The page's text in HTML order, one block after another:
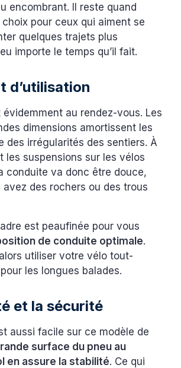
encombrant. Il reste quand
pour ceux qui aiment se
quelques trajets plus
importe le temps qu’il fait.
d’utilisation
au rendez-vous. Les
dimensions amortissent les
des irrégularités des sentiers. À
les suspensions sur les vélos
conduite va donc être douce,
avez des rochers ou des trous
est peaufinée pour vous
de conduite optimale.
utiliser votre vélo tout-
les longues balades.
et la sécurité
aussi facile sur ce modèle de
surface du pneu au
en assure la stabilité. Ce qui